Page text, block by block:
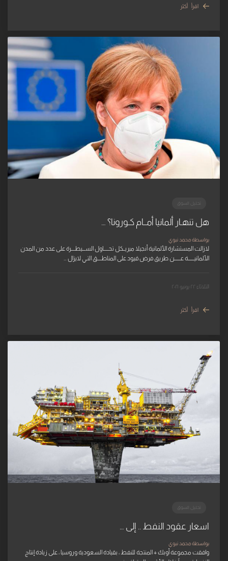
اقرأ أكثر
تحليل السوق
هل تنهـار ألمانيا أمــام كـورونا؟ …
بواسطة محمد نبوي
لازالت المستشارة الألمانية أنجيلا ميريــكل تحـــــاول الســـيطــــرة على عدد من المدن
الألمانيــــــة عــــــن طريق فرض قيود على المناطــــق التـي لايزال …
الثلاثاء ٢٢ يونيو ٢٠٢١
اقرأ أكثر
اسعار عقود النفط .. إلى …
بواسطة محمد نبوي
وافقت مجموعة أوبك + المنتجة للنفط ، بقيادة السعودية وروسيا ، على زيادة إنتاج